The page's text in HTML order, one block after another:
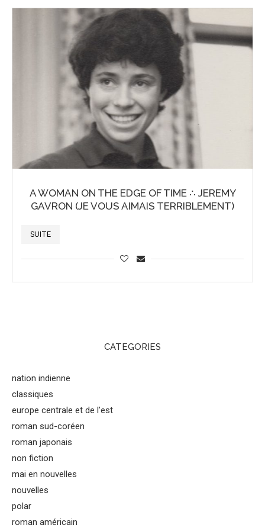
A WOMAN ON THE EDGE OF TIME ∴ JEREMY
GAVRON (JE VOUS AIMAIS TERRIBLEMENT)
SUITE
CATEGORIES
nation indienne
classiques
europe centrale et de l’est
roman sud-coréen
roman japonais
non fiction
mai en nouvelles
nouvelles
polar
roman américain